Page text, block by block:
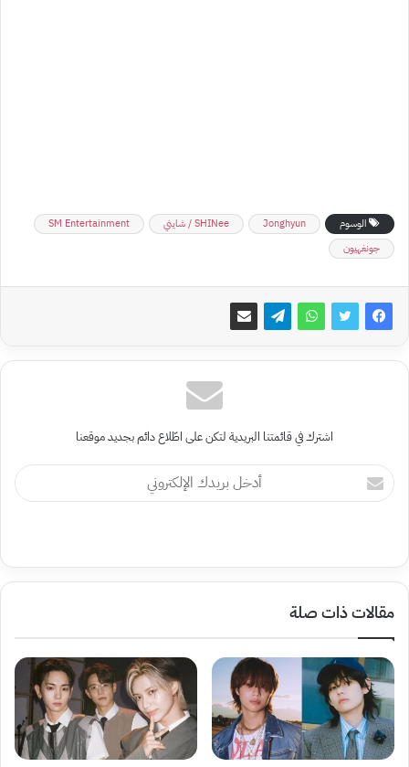
الوسوم Jonghyun SHINee / شايني
SM Entertainment
جونغهيون
اشترك في قائمتنا البريدية لتكن على اطّلاع دائم بجديد موقعنا
أدخل
بريدك
مقالات ذات صلة